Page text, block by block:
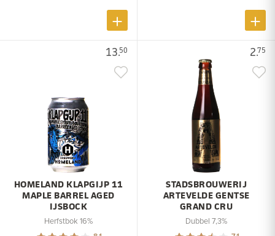
13.50
HOMELAND KLAPGIJP 11
MAPLE BARREL AGED
IJSBOCK
Herfstbok 16%
2.75
STADSBROUWERIJ
ARTEVELDE GENTSE
GRAND CRU
Dubbel 7,3%